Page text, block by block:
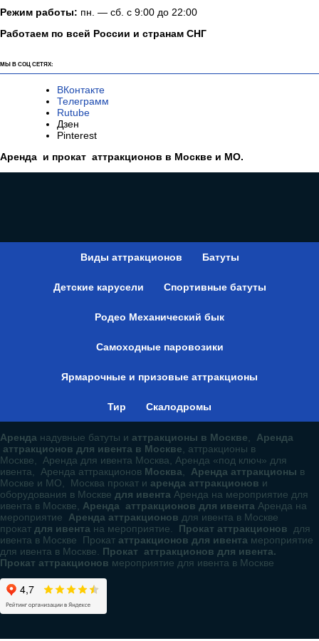
Режим работы: пн. — сб. с 9:00 до 22:00
Работаем по всей России и странам СНГ
МЫ В СОЦ СЕТЯХ:
ВКонтакте
Телеграмм
Rutube
Дзен
Pinterest
Аренда и прокат аттракционов в Москве и МО.
Виды аттракционов Батуты
Детские карусели Спортивные батуты
Родео Механический бык
Самоходные паровозики
Ярмарочные и призовые аттракционы
Тир Скалодромы
Аренда надувные батуты и аттракционы в Москве
Аренда
аттракционов для ивента в Москве , аттракционы в
Москве, Аренда для ивента Москва, Аренда «под ключ» для
ивента, Аренда аттракционов Москва Аренда аттракционы в
Москве и МО, Москва прокат и аренда аттракционов и
оборудования в Москве для ивента Аренда на мероприятие для
ивента в Москве, Аренда аттракционов для ивента Аренда на
мероприятие Аренда аттракционов для ивента в Москве
прокат для ивента на мероприятие. Прокат аттракционов для
ивента в Москве Прокат аттракционов для ивента мероприятие
для ивента в Москве. Прокат аттракционов для ивента.
Прокат аттракционов мероприятие для ивента в Москве